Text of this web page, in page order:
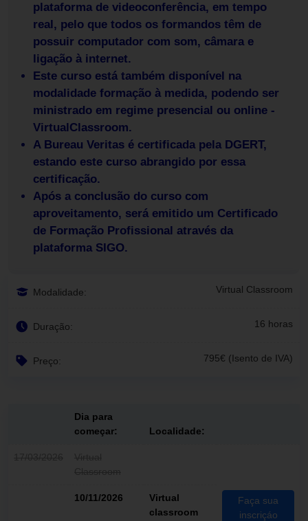
plataforma de videoconferência, em tempo
real, pelo que todos os formandos têm de
possuir computador com som, câmara e
ligação à internet.
Este curso está também disponível na
modalidade formação à medida, podendo ser
ministrado em regime presencial ou online -
VirtualClassroom.
A Bureau Veritas é certificada pela DGERT,
estando este curso abrangido por essa
certificação.
Após a conclusão do curso com
aproveitamento, será emitido um Certificado
de Formação Profissional através da
plataforma SIGO.
Modalidade: Virtual Classroom
Duração: 16 horas
Preço: 795€ (Isento de IVA)
Dia para
começar:
Localidade:
10/11/2026
Virtual
classroom
Faça sua
inscriçáo